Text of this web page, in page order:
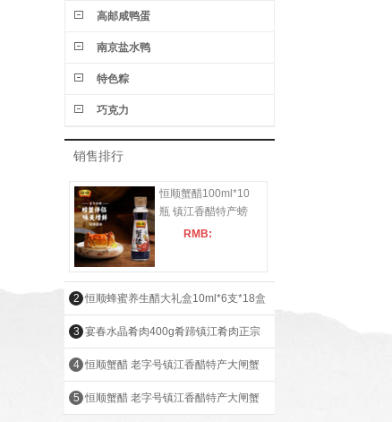
高邮咸鸭蛋
南京盐水鸭
特色粽
巧克力
销售排行
恒顺蟹醋100ml*10
瓶 镇江香醋特产螃
蟹海鲜蘸料醋大闸蟹
RMB:
2 恒顺蜂蜜养生醋大礼盒10ml*6支*18盒
镇江香醋百年老字号特产滋补送礼 蜂蜜醋
大礼盒
3 宴春水晶肴肉400g肴蹄镇江肴肉正宗
老字号江苏特产熟食冷盘下酒下饭菜
400g盒装*4 大礼盒
4 恒顺蟹醋 老字号镇江香醋特产大闸蟹
醋螃蟹 纯粮食酿造食醋海鲜凉拌醋 155ml
5 恒顺蟹醋 老字号镇江香醋特产大闸蟹